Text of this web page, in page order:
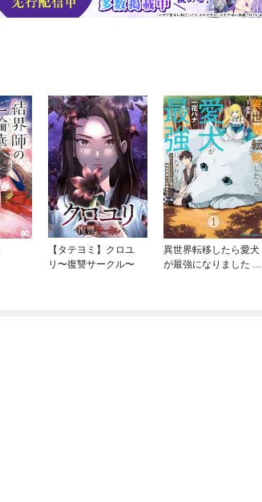
【タテヨミ】クロユ
リ〜復讐サークル〜
異世界転移したら愛犬
が最強になりました ～